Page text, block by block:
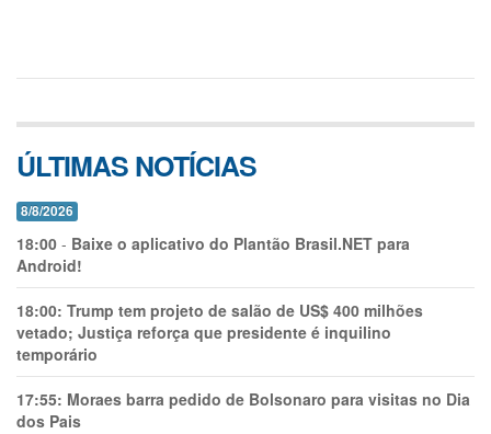
ÚLTIMAS NOTÍCIAS
8/8/2026
18:00 - Baixe o aplicativo do Plantão Brasil.NET para
Android!
18:00: Trump tem projeto de salão de US$ 400 milhões
vetado; Justiça reforça que presidente é inquilino
temporário
17:55: Moraes barra pedido de Bolsonaro para visitas no Dia
dos Pais